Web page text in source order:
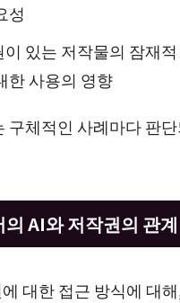
성
이 있는 저작물의 잠재
한 사용의 영향
구체적인 사례마다 판
AI와 저작권의 관계
대한 접근 방식에 대